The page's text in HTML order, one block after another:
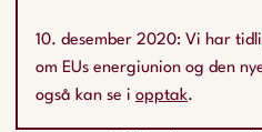
10. desember 2020: Vi har
om EUs energiunion og den
også kan se i opptak.